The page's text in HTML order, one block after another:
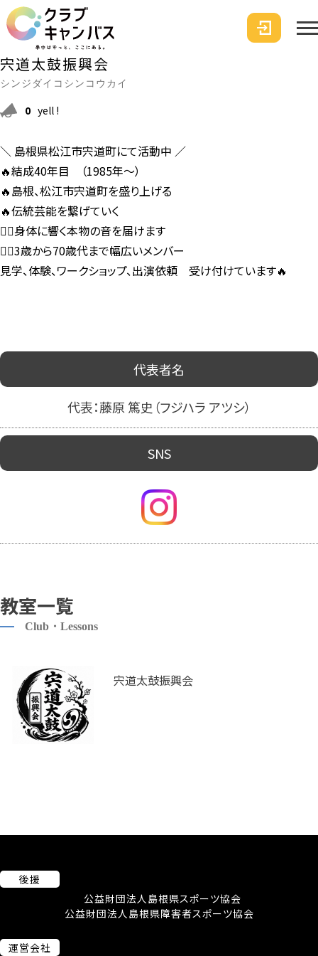
宍道太鼓振興会
シンジダイコシンコウカイ
0 yell !
＼ 島根県松江市宍道町にて活動中 ／
🔥結成40年目 （1985年〜）
🔥島根、松江市宍道町を盛り上げる
🔥伝統芸能を繋げていく
❤️‍🔥身体に響く本物の音を届けます
❤️‍🔥3歳から70歳代まで幅広いメンバー
見学、体験、ワークショップ、出演依頼 受け付けています🔥
代表者名
代表：藤原 篤史（フジハラ アツシ）
SNS
教室一覧
Club・Lessons
宍道太鼓振興会
後援
公益財団法人島根県スポーツ協会
公益財団法人島根県障害者スポーツ協会
運営会社